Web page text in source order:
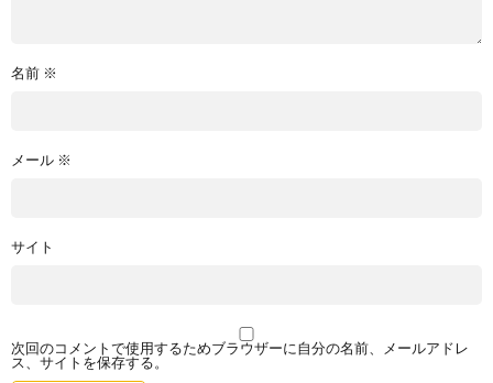
名前 ※
メール ※
サイト
次回のコメントで使用するためブラウザーに自分の名前、メールアドレ
ス、サイトを保存する。